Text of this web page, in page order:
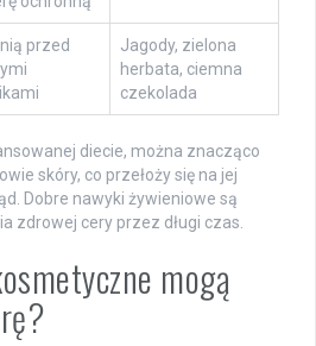
przed
Jagody, zielona
herbata, ciemna
czekolada
diecie, można znacząco
skóry, co przełoży się na jej
Dobre nawyki żywieniowe są
zdrowej cery przez długi czas.
mogą